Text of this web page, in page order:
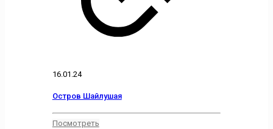
16.01.24
Остров Шайлушая
Посмотреть